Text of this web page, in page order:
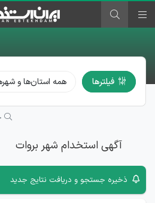
فیلترها همه استان‌ها و
آگهی استخدام شهر بروات
ذخیره جستجو و دریافت نتایج جدید